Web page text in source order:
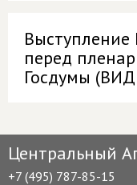
перед
Госдумы
Центральный
+7 (495) 787-85-15